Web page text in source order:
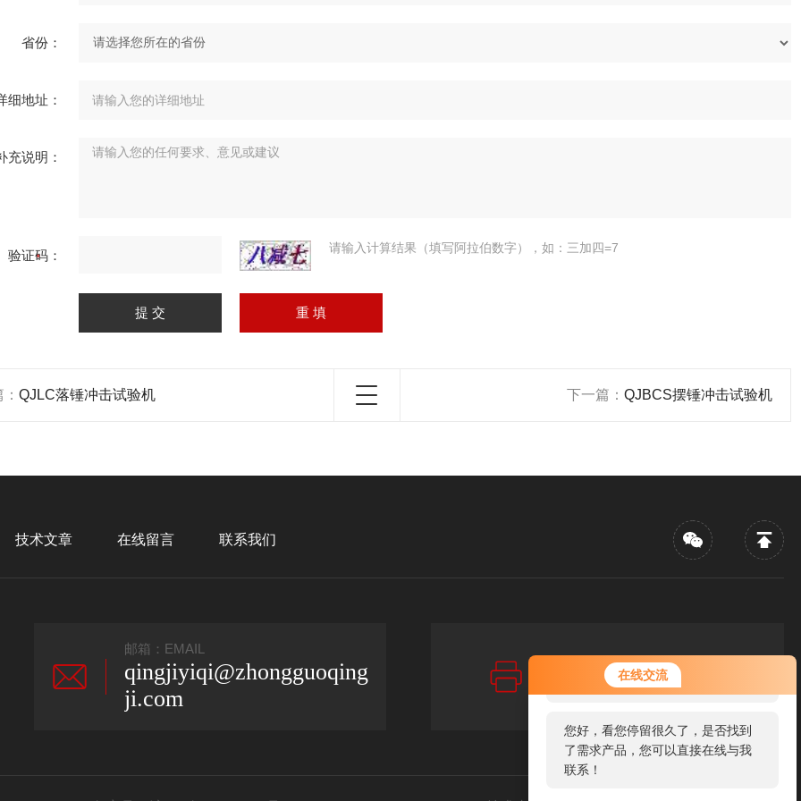
在线交流
您好！欢迎前来咨询，很高兴为您
服务，请问您要咨询什么问题呢？
您好，看您停留很久了，是否找到
了需求产品，您可以直接在线与我
联系！
省份：
细地址：
充说明：
验证码： 请输入计算结果（填写阿拉伯数字），如：三加四=7
QJLC落锤冲击试验机 下一篇： QJBCS摆锤冲击试验机
技术文章 在线留言 联系我们
邮箱：EMAIL
qingjiyiqi@zhongguoqing
ji.com
传真：FAX
86-021-67256880